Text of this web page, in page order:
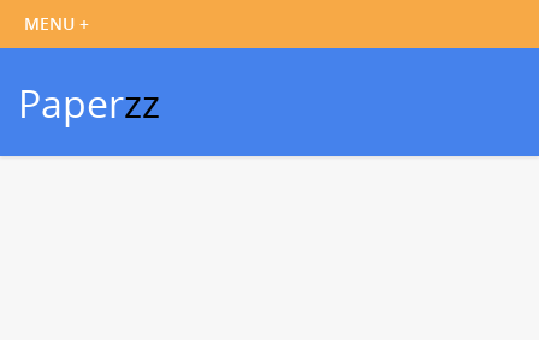
Paperzz